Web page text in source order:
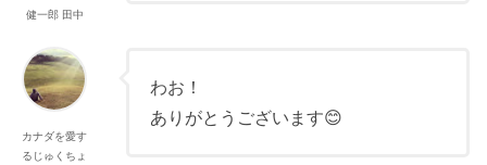
健一郎 田中
カナダを愛す
るじゅくちょ
わお！
ありがとうございます😊